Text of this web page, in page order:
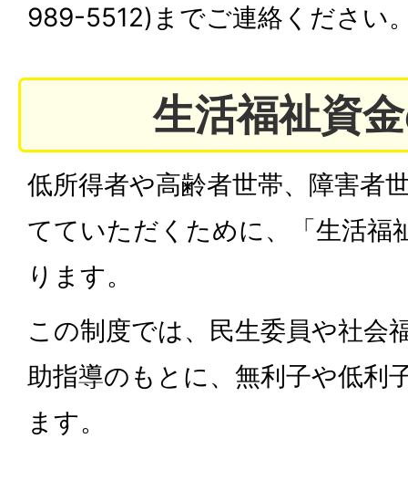
989-5512)までご連絡ください
生活福祉資
低所得者や高齢者世帯、障害者
てていただくために、「生活福
ります。
この制度では、民生委員や社会
助指導のもとに、無利子や低利
ます。